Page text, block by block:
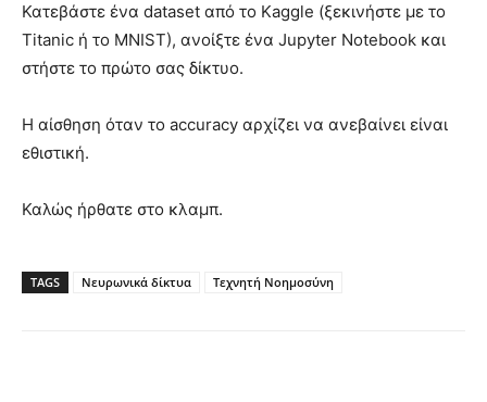
Κατεβάστε ένα dataset από το Kaggle (ξεκινήστε με το
Titanic ή το MNIST), ανοίξτε ένα Jupyter Notebook και
στήστε το πρώτο σας δίκτυο.
Η αίσθηση όταν το accuracy αρχίζει να ανεβαίνει είναι
εθιστική.
Καλώς ήρθατε στο κλαμπ.
TAGS Νευρωνικά δίκτυα Τεχνητή Νοημοσύνη